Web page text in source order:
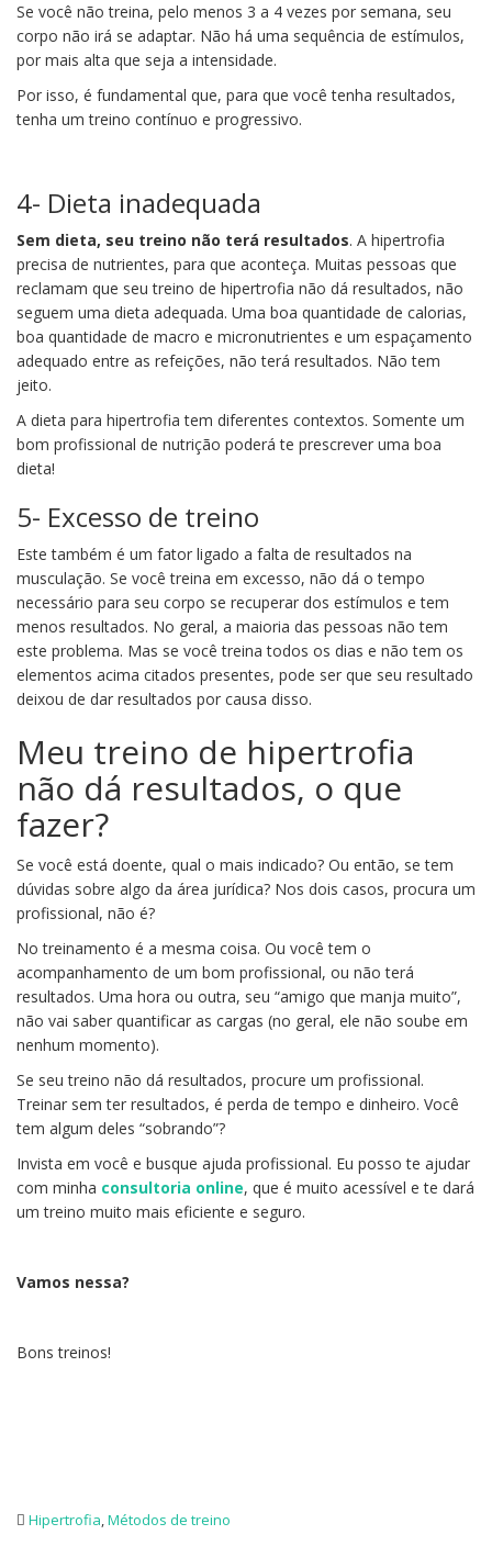
Se você não treina, pelo menos 3 a 4 vezes por semana, seu
corpo não irá se adaptar. Não há uma sequência de estímulos,
por mais alta que seja a intensidade.
Por isso, é fundamental que, para que você tenha resultados,
tenha um treino contínuo e progressivo.
4- Dieta inadequada
Sem dieta, seu treino não terá resultados. A hipertrofia
precisa de nutrientes, para que aconteça. Muitas pessoas que
reclamam que seu treino de hipertrofia não dá resultados, não
seguem uma dieta adequada. Uma boa quantidade de calorias,
boa quantidade de macro e micronutrientes e um espaçamento
adequado entre as refeições, não terá resultados. Não tem
jeito.
A dieta para hipertrofia tem diferentes contextos. Somente um
bom profissional de nutrição poderá te prescrever uma boa
dieta!
5- Excesso de treino
Este também é um fator ligado a falta de resultados na
musculação. Se você treina em excesso, não dá o tempo
necessário para seu corpo se recuperar dos estímulos e tem
menos resultados. No geral, a maioria das pessoas não tem
este problema. Mas se você treina todos os dias e não tem os
elementos acima citados presentes, pode ser que seu resultado
deixou de dar resultados por causa disso.
Meu treino de hipertrofia
não dá resultados, o que
fazer?
Se você está doente, qual o mais indicado? Ou então, se tem
dúvidas sobre algo da área jurídica? Nos dois casos, procura um
profissional, não é?
No treinamento é a mesma coisa. Ou você tem o
acompanhamento de um bom profissional, ou não terá
resultados. Uma hora ou outra, seu “amigo que manja muito”,
não vai saber quantificar as cargas (no geral, ele não soube em
nenhum momento).
Se seu treino não dá resultados, procure um profissional.
Treinar sem ter resultados, é perda de tempo e dinheiro. Você
tem algum deles “sobrando”?
Invista em você e busque ajuda profissional. Eu posso te ajudar
com minha consultoria online, que é muito acessível e te dará
um treino muito mais eficiente e seguro.
Vamos nessa?
Bons treinos!
Hipertrofia,Métodos de treino